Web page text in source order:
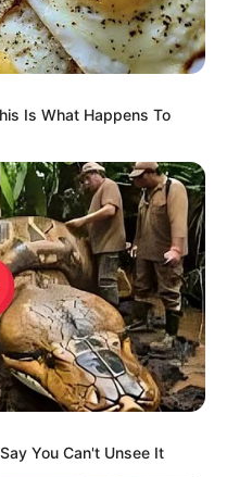
Is What Happens To
You Can't Unsee It